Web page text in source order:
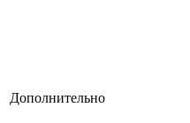
Дополнительно